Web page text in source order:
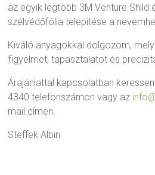
az egyik legtöbb 3M Venture Shild
szélvédőfólia telepítése a
Kiváló anyagokkal dolgozom,
figyelmet, tapasztalatot és
Árajánlattal kapcsolatban
4340 telefonszámon vagy az
mail címen.
Steffek Albin